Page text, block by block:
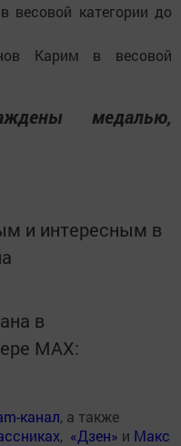
весовой категории до
Карим в весовой
медалью,
и интересным в
в
MАХ:
канал, а также
, «Дзен» и Макс